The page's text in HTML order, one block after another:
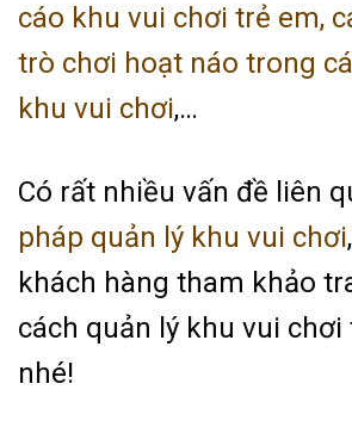
cáo khu vui chơi trẻ em,
trò chơi hoạt náo trong
khu vui chơi,…
Có rất nhiều vấn đề liên
pháp quản lý khu vui chơi
khách hàng tham khảo
cách quản lý khu vui chơi
nhé!